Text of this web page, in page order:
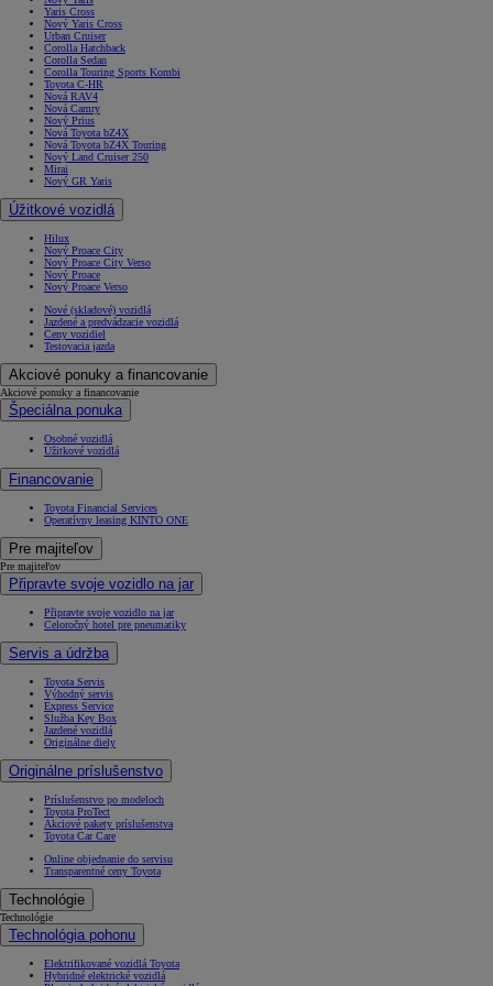
Yaris Cross
Nový Yaris Cross
Urban Cruiser
Corolla Hatchback
Corolla Sedan
Corolla Touring Sports Kombi
Toyota C-HR
Nová RAV4
Nová Camry
Nový Prius
Nová Toyota bZ4X
Nová Toyota bZ4X Touring
Nový Land Cruiser 250
Mirai
Nový GR Yaris
Úžitkové vozidlá
Hilux
Nový Proace City
Nový Proace City Verso
Nový Proace
Nový Proace Verso
Nové (skladové) vozidlá
Jazdené a predvádzacie vozidlá
Ceny vozidiel
Testovacia jazda
Akciové ponuky a financovanie
Akciové ponuky a financovanie
Špeciálna ponuka
Osobné vozidlá
Úžitkové vozidlá
Financovanie
Toyota Financial Services
Operatívny leasing KINTO ONE
Pre majiteľov
Pre majiteľov
Připravte svoje vozidlo na jar
Připravte svoje vozidlo na jar
Celoročný hotel pre pneumatiky
Servis a údržba
Toyota Servis
Výhodný servis
Express Service
Služba Key Box
Jazdené vozidlá
Originálne diely
Originálne príslušenstvo
Príslušenstvo po modeloch
Toyota ProTect
Akciové pakety príslušenstva
Toyota Car Care
Online objednanie do servisu
Transparentné ceny Toyota
Technológie
Technológie
Technológia pohonu
Elektrifikované vozidlá Toyota
Hybridné elektrické vozidlá